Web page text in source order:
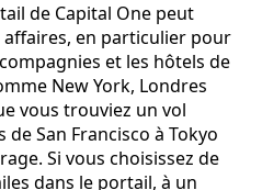
de Capital One peut
en particulier pour
et les hôtels de
New York, Londres
vous trouviez un vol
San Francisco à Tokyo
Si vous choisissez de
dans le portail, à un